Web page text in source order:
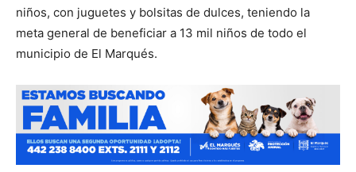
niños, con juguetes y bolsitas de dulces, teniendo la
meta general de beneficiar a 13 mil niños de todo el
municipio de El Marqués.